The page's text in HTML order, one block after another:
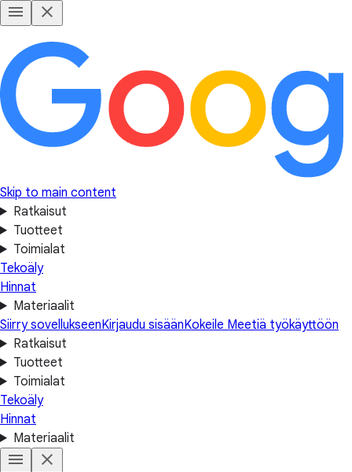
Skip to main content
Ratkaisut
Tuotteet
Toimialat
Tekoäly
Hinnat
Materiaalit
Siirry sovellukseenKirjaudu sisäänKokeile Meetiä työkäyttöön
Ratkaisut
Tuotteet
Toimialat
Tekoäly
Hinnat
Materiaalit